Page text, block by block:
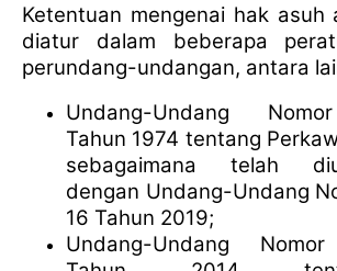
Ketentuan mengenai hak asuh
diatur dalam beberapa
perundang-undangan, antara
Undang-Undang
Tahun 1974 tentang
sebagaimana telah
dengan Undang-Undang
16 Tahun 2019;
Undang-Undang